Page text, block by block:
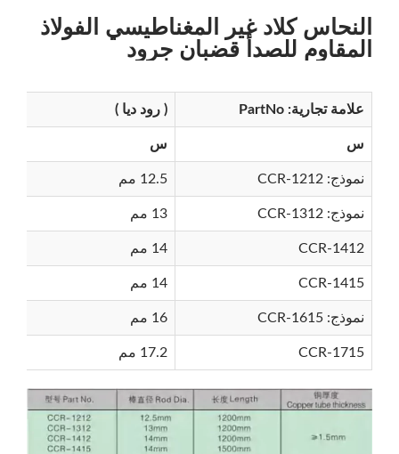
النحاس كلاد غير المغناطيسي الفولاذ
المقاوم للصدأ قضبان جرود
علامة تجارية: PartNo ( رود ديا )
س س
نموذج: CCR-1212 12.5 مم
نموذج: CCR-1312 13 مم
CCR-1412 14 مم
CCR-1415 14 مم
نموذج: CCR-1615 16 مم
CCR-1715 17.2 مم